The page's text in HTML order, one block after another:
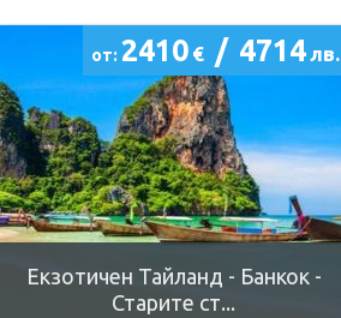
от: 2410 € / 4714лв.
Екзотичен Тайланд - Банкок -
Старите ст...